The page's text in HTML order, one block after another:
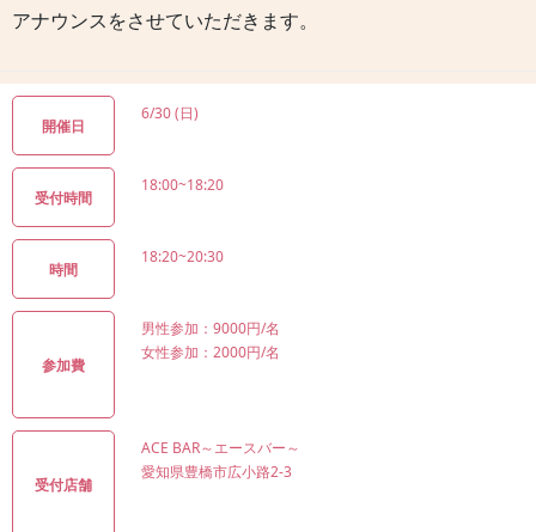
アナウンスをさせていただきます。
開催日
6/30 (日)
受付時間
18:00~18:20
時間
18:20~20:30
参加費
男性参加：9000円/名
女性参加：2000円/名
受付店舗
ACE BAR～エースバー～
愛知県豊橋市広小路2-3